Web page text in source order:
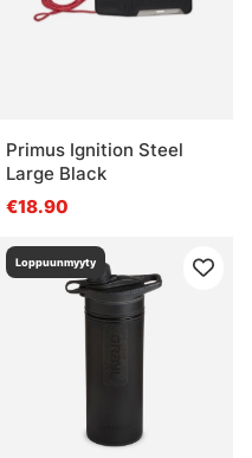
Primus Ignition Steel
Large Black
€18.90
Loppuunmyyty